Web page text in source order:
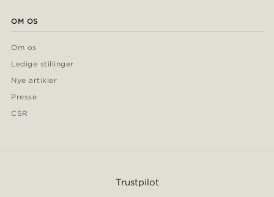
OM OS
Om os
Ledige stillinger
Nye artikler
Presse
CSR
Trustpilot